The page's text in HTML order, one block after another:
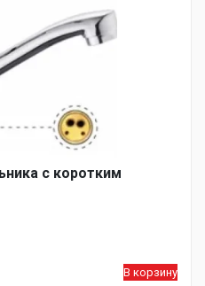
с коротким
В корзину